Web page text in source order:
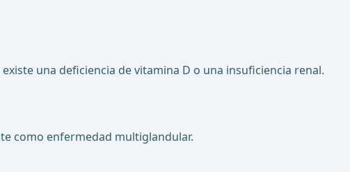
una deficiencia de vitamina D o una insuficiencia renal.
como enfermedad multiglandular.